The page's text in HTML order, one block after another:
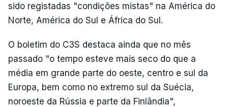
sido registadas "condições mistas" na América do
Norte, América do Sul e África do Sul.
O boletim do C3S destaca ainda que no mês
passado "o tempo esteve mais seco do que a
média em grande parte do oeste, centro e sul da
Europa, bem como no extremo sul da Suécia,
noroeste da Rússia e parte da Finlândia",